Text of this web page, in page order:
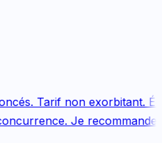
Tarif non exorbitant.
Je recommande